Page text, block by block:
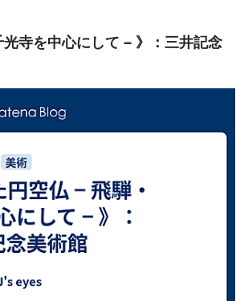
光寺を中心にして − 》：三井記念